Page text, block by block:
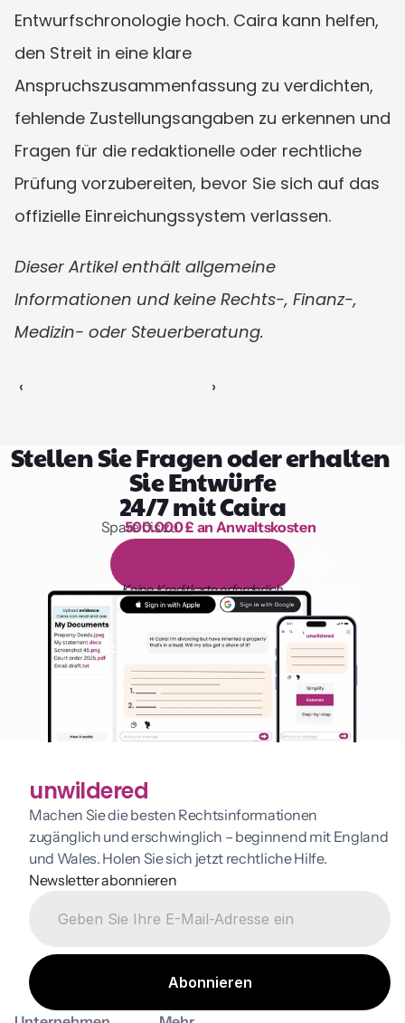
Entwurfschronologie hoch. Caira kann helfen,
den Streit in eine klare
Anspruchszusammenfassung zu verdichten,
fehlende Zustellungsangaben zu erkennen und
Fragen für die redaktionelle oder rechtliche
Prüfung vorzubereiten, bevor Sie sich auf das
offizielle Einreichungssystem verlassen.
Dieser Artikel enthält allgemeine
Informationen und keine Rechts-, Finanz-,
Medizin- oder Steuerberatung.
‹ ›
Stellen Sie Fragen oder erhalten
Sie Entwürfe
24/7 mit Caira
1.000 Stunden Lesen
Spare bis zu
500.000 £ an Anwaltskosten
äg on
Keine Kreditkarte erforderlich
unwildered
Machen Sie die besten Rechtsinformationen
zugänglich und erschwinglich – beginnend mit England
und Wales. Holen Sie sich jetzt rechtliche Hilfe.
Newsletter abonnieren